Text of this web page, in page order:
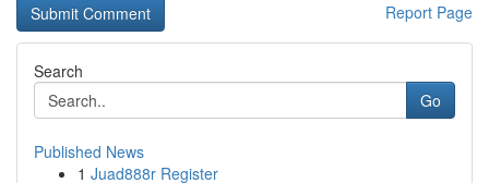
Report Page
Search
Go
Published News
1 Juad888r Register